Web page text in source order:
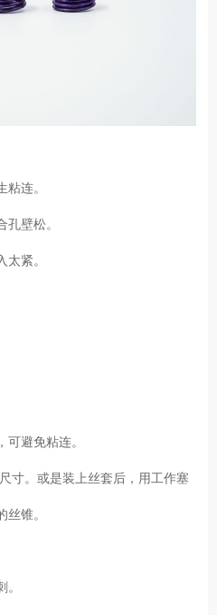
连。
壁松。
紧。
避免粘连。
。或是装上丝套后，用工作塞
锥。